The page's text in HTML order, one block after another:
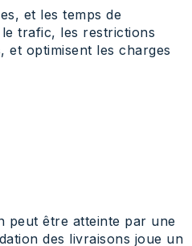
et les temps de
trafic, les restrictions
et optimisent les charges
peut être atteinte par une
des livraisons joue un